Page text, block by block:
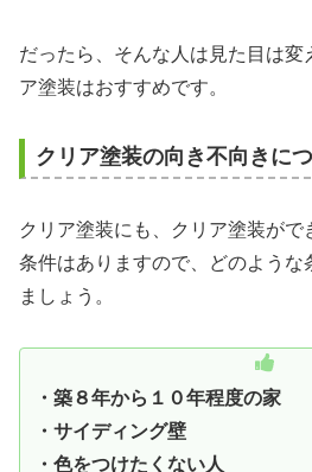
だったら、そんな人は見た目は変
ア塗装はおすすめです。
クリア塗装の向き不向きに
クリア塗装にも、クリア塗装がで
条件はありますので、どのような
ましょう。
・築８年から１０年程度の家
・サイディング壁
・色をつけたくない人